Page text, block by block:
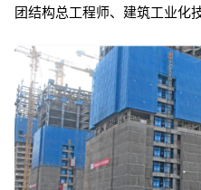
团结构总工程师、建筑工业化